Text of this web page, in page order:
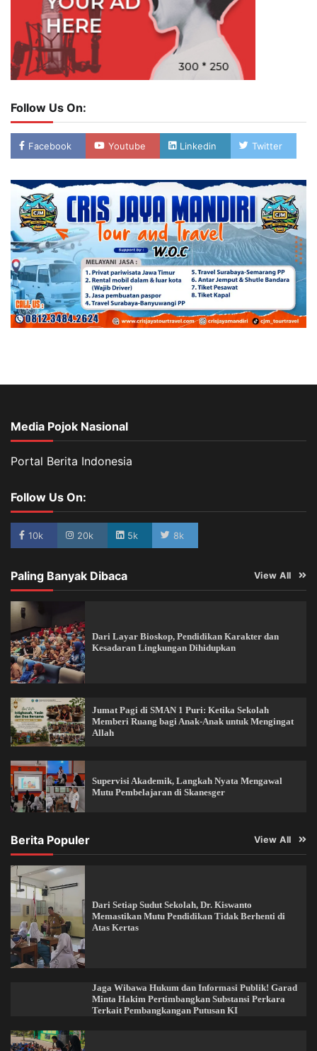
Follow Us On:
Facebook Youtube Linkedin Twitter
Media Pojok Nasional
Portal Berita Indonesia
Follow Us On:
10k 20k 5k 8k
Paling Banyak Dibaca View All
Dari Layar Bioskop, Pendidikan Karakter dan
Kesadaran Lingkungan Dihidupkan
Jumat Pagi di SMAN 1 Puri: Ketika Sekolah
Memberi Ruang bagi Anak-Anak untuk Mengingat
Allah
Supervisi Akademik, Langkah Nyata Mengawal
Mutu Pembelajaran di Skanesger
Berita Populer View All
Dari Setiap Sudut Sekolah, Dr. Kiswanto
Memastikan Mutu Pendidikan Tidak Berhenti di
Atas Kertas
Jaga Wibawa Hukum dan Informasi Publik! Garad
Minta Hakim Pertimbangkan Substansi Perkara
Terkait Pembangkangan Putusan KI